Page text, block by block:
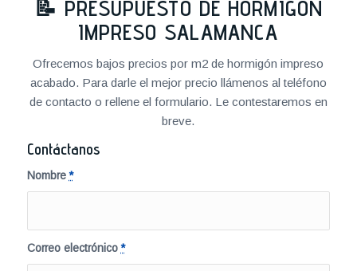
📝 PRESUPUESTO DE HORMIGÓN
IMPRESO SALAMANCA
Ofrecemos bajos precios por m2 de hormigón impreso
acabado. Para darle el mejor precio llámenos al teléfono
de contacto o rellene el formulario. Le contestaremos en
breve.
Contáctanos
Nombre*
Correo electrónico*